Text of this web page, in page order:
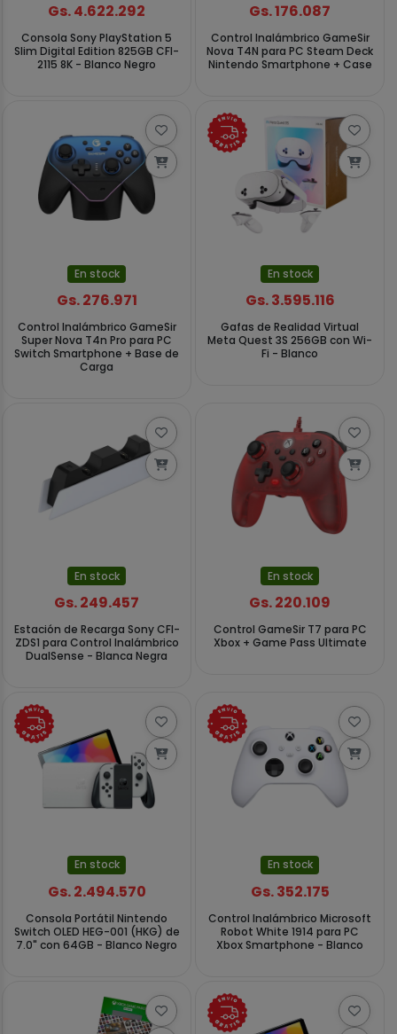
Gs. 4.622.292
Consola Sony PlayStation 5
Slim Digital Edition 825GB CFI-
2115 8K - Blanco Negro
Gs. 176.087
Control Inalámbrico GameSir
Nova T4N para PC Steam Deck
Nintendo Smartphone + Case
En stock
Gs. 276.971
Control Inalámbrico GameSir
Super Nova T4n Pro para PC
Switch Smartphone + Base de
Carga
En stock
Gs. 3.595.116
Gafas de Realidad Virtual
Meta Quest 3S 256GB con Wi-
Fi - Blanco
En stock
Gs. 249.457
Estación de Recarga Sony CFI-
ZDS1 para Control Inalámbrico
DualSense - Blanca Negra
En stock
Gs. 220.109
Control GameSir T7 para PC
Xbox + Game Pass Ultimate
En stock
Gs. 2.494.570
Consola Portátil Nintendo
Switch OLED HEG-001 (HKG) de
7.0" con 64GB - Blanco Negro
En stock
Gs. 352.175
Control Inalámbrico Microsoft
Robot White 1914 para PC
Xbox Smartphone - Blanco